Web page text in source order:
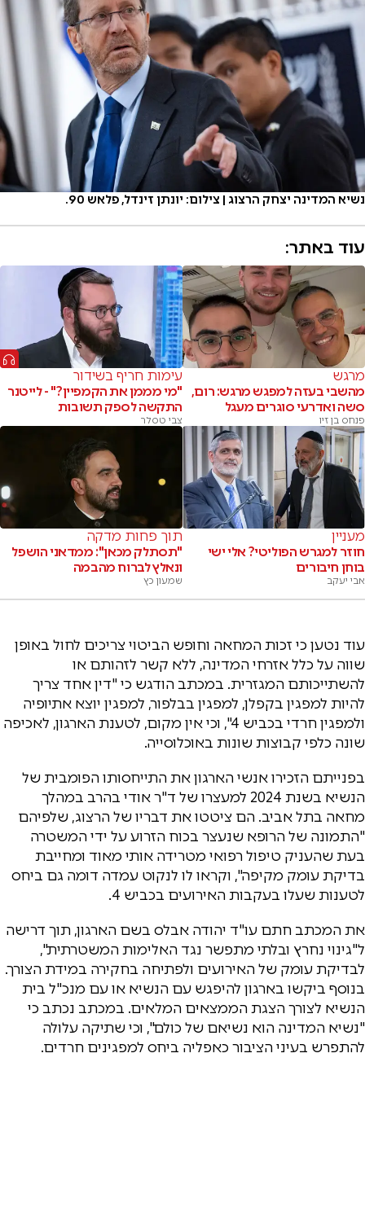
נשיא המדינה יצחק הרצוג | צילום: יונתן זינדל, פלאש 90.
עוד באתר:
מרגש
מהשבי בעזה למפגש מרגש: רום,
סשה ואדרעי סוגרים מעגל
פנחס בן זיו
עימות חריף בשידור
"מי מממן את הקמפיין?" - לייטנר
התקשה לספק תשובות
צבי טסלר
מעניין
חוזר למגרש הפוליטי? אלי ישי
בוחן חיבורים
אבי יעקב
תוך פחות מדקה
"תסתלק מכאן": ממדאני הושפל
ונאלץ לברוח מהבמה
שמעון כץ
עוד נטען כי זכות המחאה וחופש הביטוי צריכים לחול באופן
שווה על כלל אזרחי המדינה, ללא קשר לזהותם או
להשתייכותם המגזרית. במכתב הודגש כי "דין אחד צריך
להיות למפגין בקפלן, למפגין בבלפור, למפגין יוצא אתיופיה
ולמפגין חרדי בכביש 4", וכי אין מקום, לטענת הארגון, לאכיפה
שונה כלפי קבוצות שונות באוכלוסייה.
בפנייתם הזכירו אנשי הארגון את התייחסותו הפומבית של
הנשיא בשנת 2024 למעצרו של ד"ר אודי בהרב במהלך
מחאה בתל אביב. הם ציטטו את דבריו של הרצוג, שלפיהם
"התמונה של הרופא שנעצר בכוח הזרוע על ידי המשטרה
בעת שהעניק טיפול רפואי מטרידה אותי מאוד ומחייבת
בדיקת עומק מקיפה", וקראו לו לנקוט עמדה דומה גם ביחס
לטענות שעלו בעקבות האירועים בכביש 4.
את המכתב חתם עו"ד יהודה אבלס בשם הארגון, תוך דרישה
ל"גינוי נחרץ ובלתי מתפשר נגד האלימות המשטרתית",
לבדיקת עומק של האירועים ולפתיחה בחקירה במידת הצורך.
בנוסף ביקשו בארגון להיפגש עם הנשיא או עם מנכ"ל בית
הנשיא לצורך הצגת הממצאים המלאים. במכתב נכתב כי
"נשיא המדינה הוא נשיאם של כולם", וכי שתיקה עלולה
להתפרש בעיני הציבור כאפליה ביחס למפגינים חרדים.